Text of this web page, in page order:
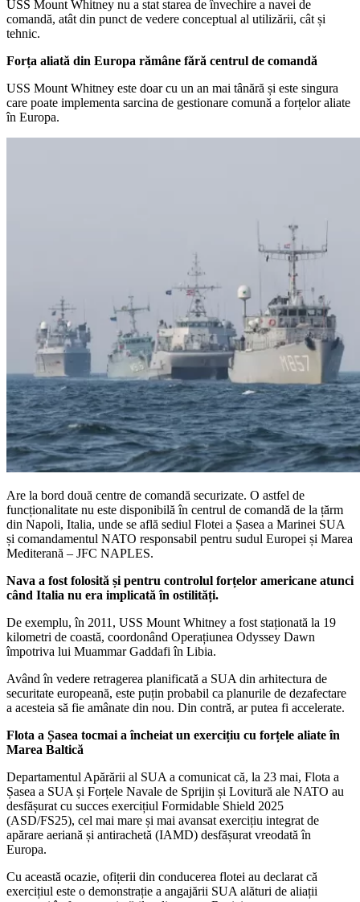
USS Mount Whitney nu a stat starea de învechire a navei de
comandă, atât din punct de vedere conceptual al utilizării, cât și
tehnic.
Forța aliată din Europa rămâne fără centrul de comandă
USS Mount Whitney este doar cu un an mai tânără și este singura
care poate implementa sarcina de gestionare comună a forțelor aliate
în Europa.
Are la bord două centre de comandă securizate. O astfel de
funcționalitate nu este disponibilă în centrul de comandă de la țărm
din Napoli, Italia, unde se află sediul Flotei a Șasea a Marinei SUA
și comandamentul NATO responsabil pentru sudul Europei și Marea
Mediterană – JFC NAPLES.
Nava a fost folosită și pentru controlul forțelor americane atunci
când Italia nu era implicată în ostilități.
De exemplu, în 2011, USS Mount Whitney a fost staționată la 19
kilometri de coastă, coordonând Operațiunea Odyssey Dawn
împotriva lui Muammar Gaddafi în Libia.
Având în vedere retragerea planificată a SUA din arhitectura de
securitate europeană, este puțin probabil ca planurile de dezafectare
a acesteia să fie amânate din nou. Din contră, ar putea fi accelerate.
Flota a Șasea tocmai a încheiat un exercițiu cu forțele aliate în
Marea Baltică
Departamentul Apărării al SUA a comunicat că, la 23 mai, Flota a
Șasea a SUA și Forțele Navale de Sprijin și Lovitură ale NATO au
desfășurat cu succes exercițiul Formidable Shield 2025
(ASD/FS25), cel mai mare și mai avansat exercițiu integrat de
apărare aeriană și antirachetă (IAMD) desfășurat vreodată în
Europa.
Cu această ocazie, ofițerii din conducerea flotei au declarat că
exercițiul este o demonstrație a angajării SUA alături de aliații